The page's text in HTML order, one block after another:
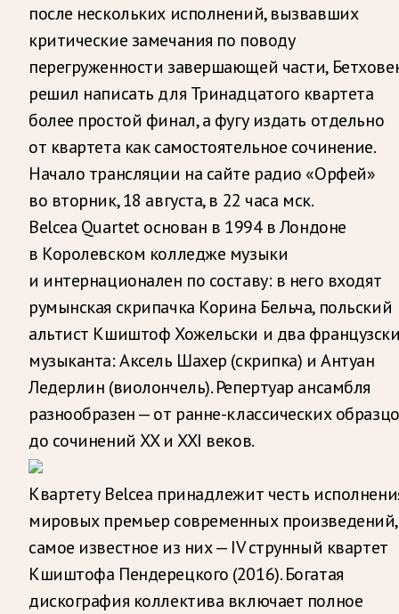
после нескольких исполнений, вызвавших
критические замечания по поводу
перегруженности завершающей части,
решил написать для Тринадцатого квартета
более простой финал, а фугу издать отдельно
от квартета как самостоятельное сочинение.
Начало трансляции на сайте радио «Орфей»
во вторник, 18 августа, в 22 часа мск.
Belcea Quartet основан в 1994 в Лондоне
в Королевском колледже музыки
и интернационален по составу: в него входят
румынская скрипачка Корина Бельча, польский
альтист Кшиштоф Хожельски и два
музыканта: Аксель Шахер (скрипка) и Антуан
Ледерлин (виолончель). Репертуар ансамбля
разнообразен — от ранне-классических
до сочинений XX и XXI веков.
Квартету Belcea принадлежит честь
мировых премьер современных произведений,
самое известное из них — IV струнный квартет
Кшиштофа Пендерецкого (2016). Богатая
дискография коллектива включает полное